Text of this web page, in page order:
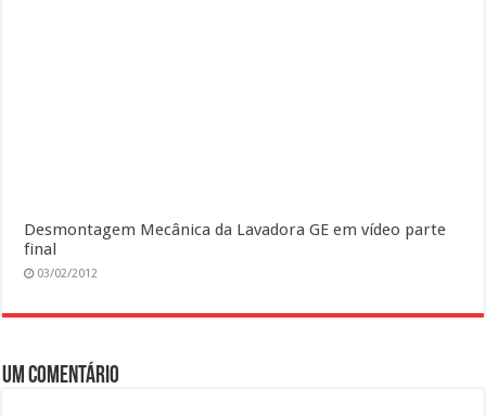
Desmontagem Mecânica da Lavadora GE em vídeo parte
final
03/02/2012
Um comentário